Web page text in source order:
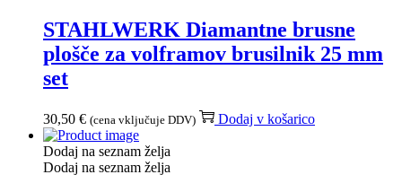
STAHLWERK Diamantne brusne
plošče za volframov brusilnik 25 mm
set
30,50 € (cena vključuje DDV) Dodaj v košarico
Dodaj na seznam želja
Dodaj na seznam želja